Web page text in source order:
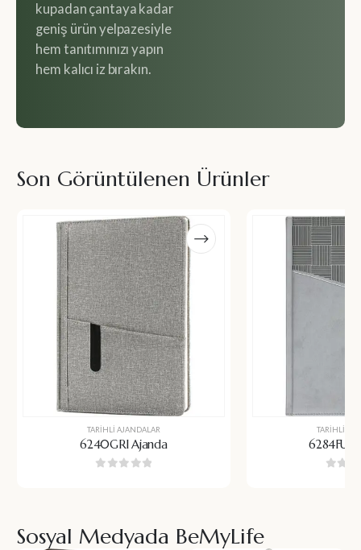
kupadan çantaya kadar
geniş ürün yelpazesiyle
hem tanıtımınızı yapın
hem kalıcı iz bırakın.
Son Görüntülenen Ürünler
TARIHLI AJANDALAR
6240GRI Ajanda
TARIHLI
Sosyal Medyada BeMyLife